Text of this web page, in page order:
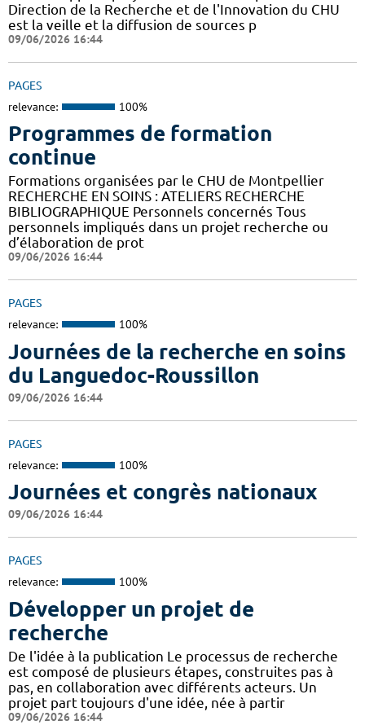
Direction de la Recherche et de l'Innovation du CHU
est la veille et la diffusion de sources p
09/06/2026 16:44
PAGES
relevance: 100%
Programmes de formation
continue
Formations organisées par le CHU de Montpellier
RECHERCHE EN SOINS : ATELIERS RECHERCHE
BIBLIOGRAPHIQUE Personnels concernés Tous
personnels impliqués dans un projet recherche ou
d’élaboration de prot
09/06/2026 16:44
PAGES
relevance: 100%
Journées de la recherche en soins
du Languedoc-Roussillon
09/06/2026 16:44
PAGES
relevance: 100%
Journées et congrès nationaux
09/06/2026 16:44
PAGES
relevance: 100%
Développer un projet de
recherche
De l'idée à la publication Le processus de recherche
est composé de plusieurs étapes, construites pas à
pas, en collaboration avec différents acteurs. Un
projet part toujours d'une idée, née à partir
09/06/2026 16:44